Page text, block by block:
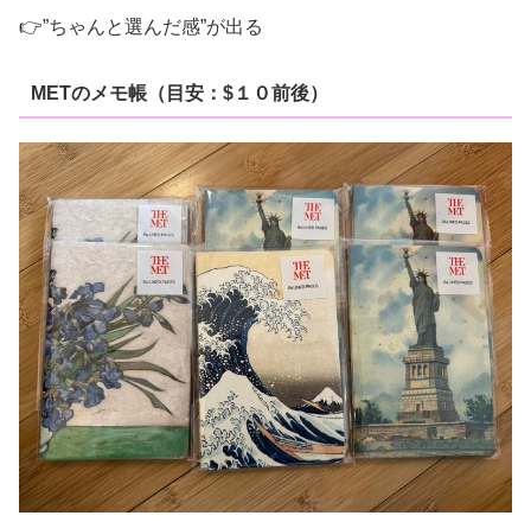
👉”ちゃんと選んだ感”が出る
METのメモ帳（目安：$１０前後）